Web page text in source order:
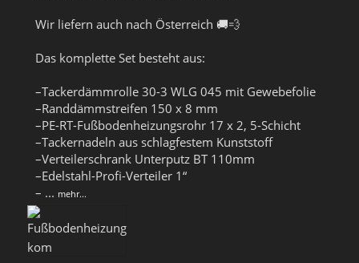
Wir liefern auch nach Österreich 🚚💨
Das komplette Set besteht aus:
–Tackerdämmrolle 30-3 WLG 045 mit Gewebefolie
–Randdämmstreifen 150 x 8 mm
–PE-RT-Fußbodenheizungsrohr 17 x 2, 5-Schicht
–Tackernadeln aus schlagfestem Kunststoff
–Verteilerschrank Unterputz BT 110mm
–Edelstahl-Profi-Verteiler 1“
– ... mehr...